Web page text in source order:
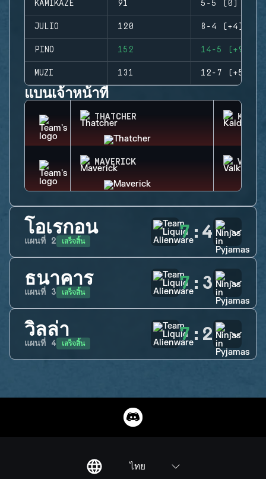
KAMIKAZE 91 5-5 (0)
JULIO 120 8-4 (+4)
PINO 152 14-5 (+9)
MUZI 131 12-7 (+5)
แบนเจ้าหน้าที่
THATCHER KAID
MAVERICK
โอเรกอน
แผนที่ 2 เสร็จสิ้น 7 : 4
ธนาคาร
แผนที่ 3 เสร็จสิ้น 7 : 3
วิลล่า
แผนที่ 4 เสร็จสิ้น 7 : 2
ไทย